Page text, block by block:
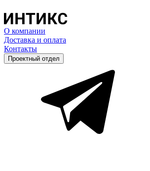
О компании
Доставка и оплата
Контакты
Проектный отдел